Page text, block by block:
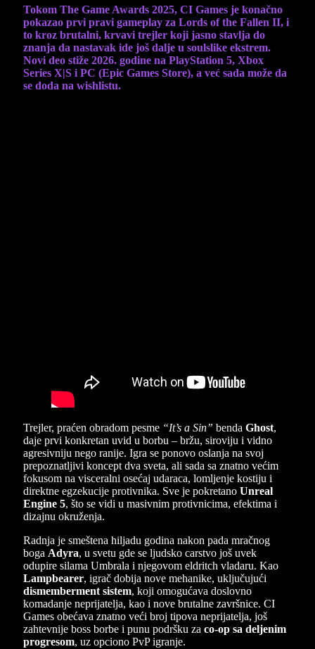
Tokom The Game Awards 2025, CI Games je konačno
pokazao prvi pravi gameplay za Lords of the Fallen II, i
to kroz brutalni, krvavi trejler koji jasno stavlja do
znanja da nastavak ide još dalje u soulslike ekstrem.
Novi deo stiže 2026. godine na PlayStation 5, Xbox
Series X|S i PC (Epic Games Store), a već sada može da
se doda na wishlistu.
Trejler, praćen obradom pesme “It’s a Sin” benda Ghost,
daje prvi konkretan uvid u borbu – bržu, siroviju i vidno
agresivniju nego ranije. Igra se ponovo oslanja na svoj
prepoznatljivi koncept dva sveta, ali sada sa znatno većim
fokusom na visceralni osećaj udaraca, lomljenje kostiju i
direktne egzekucije protivnika. Sve je pokretano Unreal
Engine 5, što se vidi u masivnim protivnicima, efektima i
dizajnu okruženja.
Radnja je smeštena hiljadu godina nakon pada mračnog
boga Adyra, u svetu gde se ljudsko carstvo još uvek
odupire silama Umbrala i njegovom eldritch vladaru. Kao
Lampbearer, igrač dobija nove mehanike, uključujući
dismemberment sistem, koji omogućava doslovno
komadanje neprijatelja, kao i nove brutalne završnice. CI
Games obećava znatno veći broj tipova neprijatelja, još
zahtevnije boss borbe i punu podršku za co-op sa deljenim
progresom, uz opciono PvP igranje.